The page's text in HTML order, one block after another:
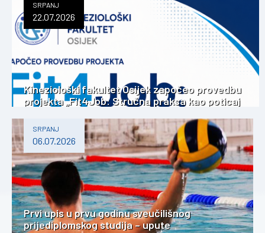
SRPANJ
22.07.2026
Kineziološki fakultet Osijek započeo provedbu
projekta „Fit4Job: Stručna praksa kao poticaj
SRPANJ
06.07.2026
Prvi upis u prvu godinu sveučilišnog
prijediplomskog studija – upute